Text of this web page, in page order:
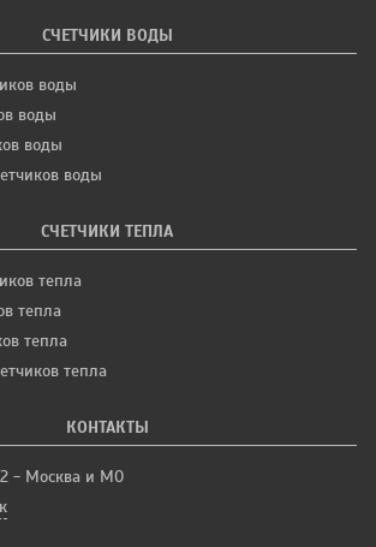
СЧЕТЧИКИ ВОДЫ
воды
воды
воды
воды
СЧЕТЧИКИ ТЕПЛА
тепла
тепла
тепла
тепла
КОНТАКТЫ
- Москва и МО